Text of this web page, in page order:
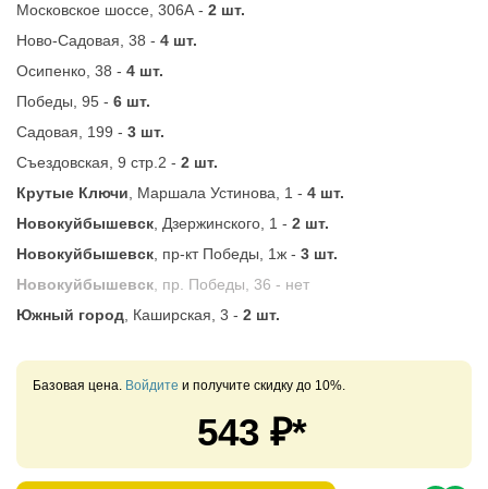
Московское шоссе, 306А - 2 шт.
Ново-Садовая, 38 - 4 шт.
Осипенко, 38 - 4 шт.
Победы, 95 - 6 шт.
Садовая, 199 - 3 шт.
Съездовская, 9 стр.2 - 2 шт.
Крутые Ключи , Маршала Устинова, 1 - 4 шт.
Новокуйбышевск , Дзержинского, 1 - 2 шт.
Новокуйбышевск , пр-кт Победы, 1ж - 3 шт.
Новокуйбышевск , пр. Победы, 36 - нет
Южный город , Каширская, 3 - 2 шт.
Базовая цена. Войдите и получите скидку до 10%.
543 ₽*